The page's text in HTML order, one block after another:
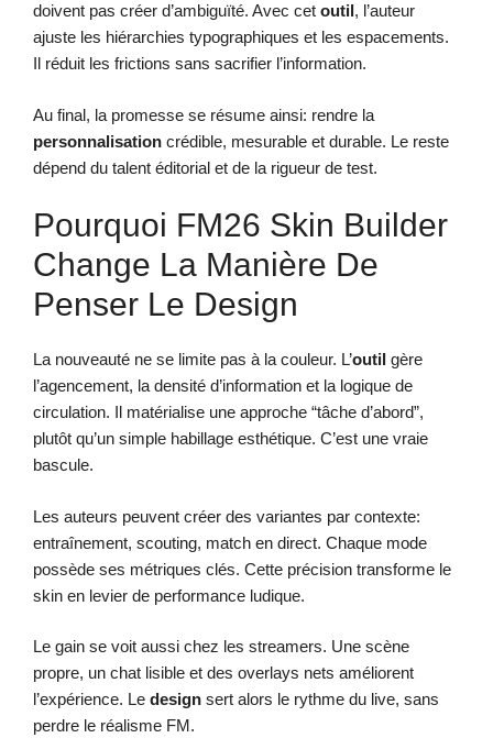
doivent pas créer d’ambiguïté. Avec cet outil, l’auteur
ajuste les hiérarchies typographiques et les espacements.
Il réduit les frictions sans sacrifier l’information.
Au final, la promesse se résume ainsi: rendre la
personnalisation crédible, mesurable et durable. Le reste
dépend du talent éditorial et de la rigueur de test.
Pourquoi FM26 Skin Builder
Change La Manière De
Penser Le Design
La nouveauté ne se limite pas à la couleur. L’outil gère
l’agencement, la densité d’information et la logique de
circulation. Il matérialise une approche “tâche d’abord”,
plutôt qu’un simple habillage esthétique. C’est une vraie
bascule.
Les auteurs peuvent créer des variantes par contexte:
entraînement, scouting, match en direct. Chaque mode
possède ses métriques clés. Cette précision transforme le
skin en levier de performance ludique.
Le gain se voit aussi chez les streamers. Une scène
propre, un chat lisible et des overlays nets améliorent
l’expérience. Le design sert alors le rythme du live, sans
perdre le réalisme FM.